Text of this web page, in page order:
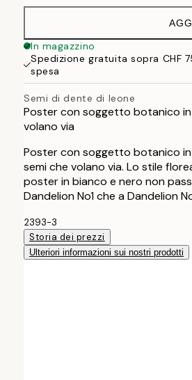
40x50 cm
50x70 cm
In magazzino
Spedizione gratuita sopra CHF
spesa
Semi di dente di leone
Poster con soggetto botanico
volano via
Poster con soggetto botanico
semi che volano via. Lo stile
poster in bianco e nero non
Dandelion No1 che a Dandelion
2393-3
Storia dei prezzi
Ulteriori informazioni sui nostri prodotti